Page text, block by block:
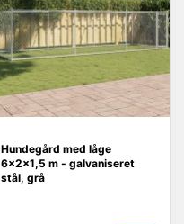
Hundegård med låge
6×2×1,5 m - galvaniseret
stål, grå